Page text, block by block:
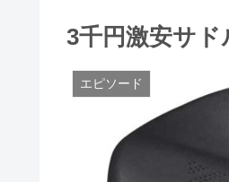
3千円激安サ
エピソード